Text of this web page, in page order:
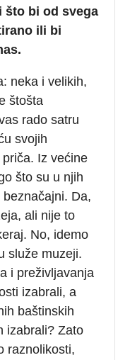
što bi od svega
ili bi
neka i velikih,
štošta
rado satru
svojih
Iz većine
što su u njih
Da,
ali nije to
No, idemo
služe muzeji.
i preživljavanja
izabrali, a
baštinskih
izabrali? Zato
raznolikosti,